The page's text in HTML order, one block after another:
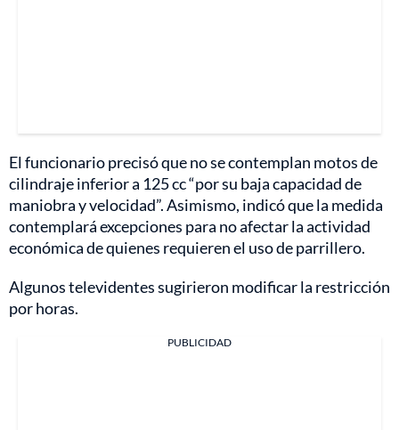
El funcionario precisó que no se contemplan motos de
cilindraje inferior a 125 cc “por su baja capacidad de
maniobra y velocidad”. Asimismo, indicó que la medida
contemplará excepciones para no afectar la actividad
económica de quienes requieren el uso de parrillero.
Algunos televidentes sugirieron modificar la restricción
por horas.
PUBLICIDAD